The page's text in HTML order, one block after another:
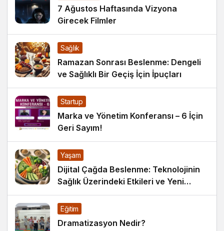
7 Ağustos Haftasında Vizyona
Girecek Filmler
Sağlık
Ramazan Sonrası Beslenme: Dengeli
ve Sağlıklı Bir Geçiş İçin İpuçları
Startup
Marka ve Yönetim Konferansı – 6 İçin
Geri Sayım!
Yaşam
Dijital Çağda Beslenme: Teknolojinin
Sağlık Üzerindeki Etkileri ve Yeni
Alışkanlıklar
Eğitim
Dramatizasyon Nedir?